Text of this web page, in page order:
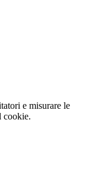
e misurare le
cookie.